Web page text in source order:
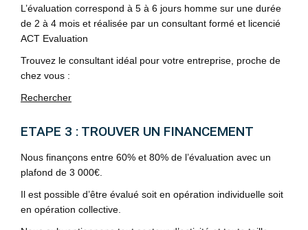
L’évaluation correspond à 5 à 6 jours homme sur une durée
de 2 à 4 mois et réalisée par un consultant formé et licencié
ACT Evaluation
Trouvez le consultant idéal pour votre entreprise, proche de
chez vous :
Rechercher
ETAPE 3 : TROUVER UN FINANCEMENT
Nous finançons entre 60% et 80% de l’évaluation avec un
plafond de 3 000€.
Il est possible d’être évalué soit en opération individuelle soit
en opération collective.